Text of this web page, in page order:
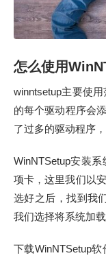
怎么使用
winntsetup主要使
的每个驱动程序会
了过多的驱动程序
WinNTSetup安装
项卡，这里我们以
选好之后，找到我
我们选择将系统加
下载WinNTSetup